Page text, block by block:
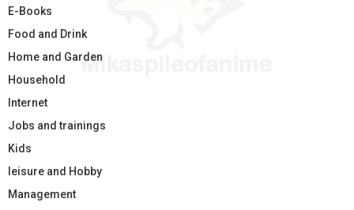
E-Books
Food and Drink
Home and Garden
Household
Internet
Jobs and trainings
Kids
leisure and Hobby
Management